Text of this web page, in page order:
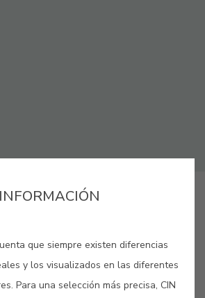
INFORMACIÓN
que siempre existen diferencias
y los visualizados en las diferentes
Para una selección más precisa, CIN